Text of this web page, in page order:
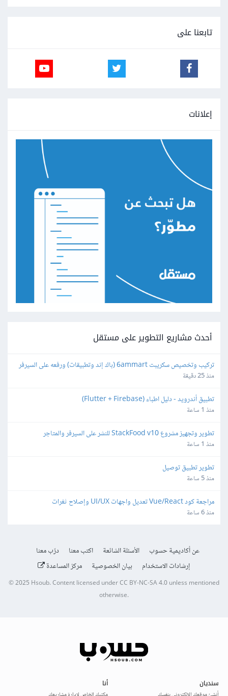
تابعنا على
إعلانات
أحدث مشاريع التطوير على مستقل
تركيب وتخصيص سكريبت 6ammart (باك إند وتطبيقات) ورفعه على السيرفر
والمتجر
منذ 25 دقيقة
تطبيق أندرويد - دليل اطباء (Flutter + Firebase)
منذ 1 ساعة
تطوير وتجهيز مشروع StackFood v10 للنشر على السيرفر والمتاجر
منذ 1 ساعة
تطوير تطبيق توصيل
منذ 5 ساعة
مراجعة كود Vue/React تعديل واجهات UI/UX وإصلاح ثغرات
منذ 6 ساعة
عن أكاديمية حسوب الأسئلة الشائعة اكتب معنا
درّب معنا
إرشادات الاستخدام
بيان الخصوصية مركز المساعدة
© 2025 Hsoub.Content licensed underCC BY-NC-SA 4.0unless mentioned
otherwise.